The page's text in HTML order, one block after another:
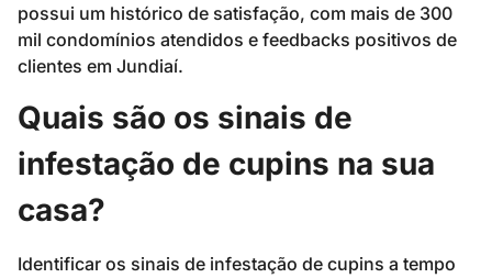
possui um histórico de satisfação, com mais de 300
mil condomínios atendidos e feedbacks positivos de
clientes em Jundiaí.
Quais são os sinais de
infestação de cupins na sua
casa?
Identificar os sinais de infestação de cupins a tempo